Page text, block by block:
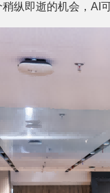
纵即逝的机会，AI